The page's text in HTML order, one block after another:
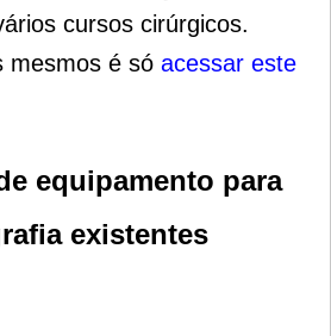
cursos cirúrgicos.
mesmos é só acessar este
equipamento para
existentes